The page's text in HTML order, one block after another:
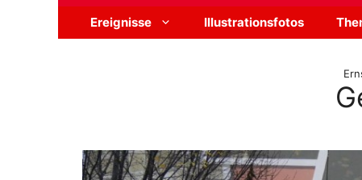
Ereignisse Illustrationsfotos